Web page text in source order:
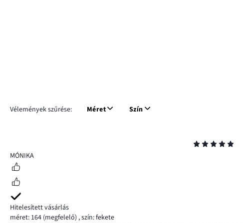
Vélemények szűrése: Méret Szín
5
MÓNIKA
Hitelesített vásárlás
méret: 164 (megfelelő) ,szín: fekete